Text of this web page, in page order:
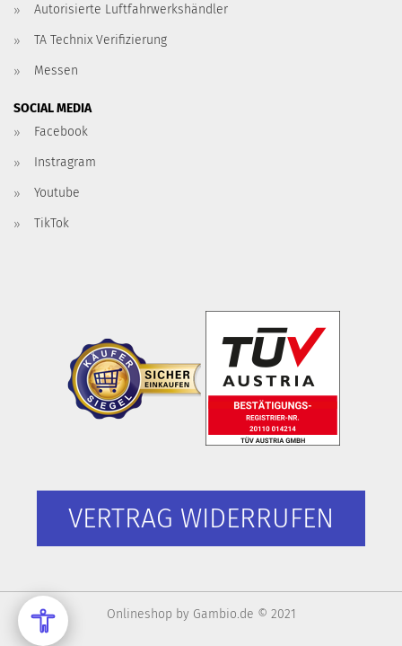
Autorisierte Luftfahrwerkshändler
TA Technix Verifizierung
Messen
SOCIAL MEDIA
Facebook
Instragram
Youtube
TikTok
VERTRAG WIDERRUFEN
Onlineshop by Gambio.de © 2021